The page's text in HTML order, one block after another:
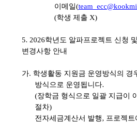
이메일(
(학생 제출 X)
5. 2026학년도 알파프로젝트 신청
변경사항 안내
가. 학생활동 지원금 운영방식의 경
방식으로 운영됩니다.
(장학금 형식으로 일괄 지급이
절차)
전자세금계산서 발행, 프로젝트